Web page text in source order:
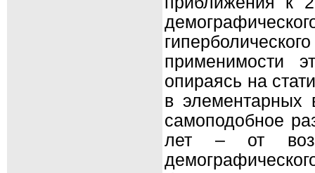
применимости
опираясь на
в элементарных
самоподобное
лет – от